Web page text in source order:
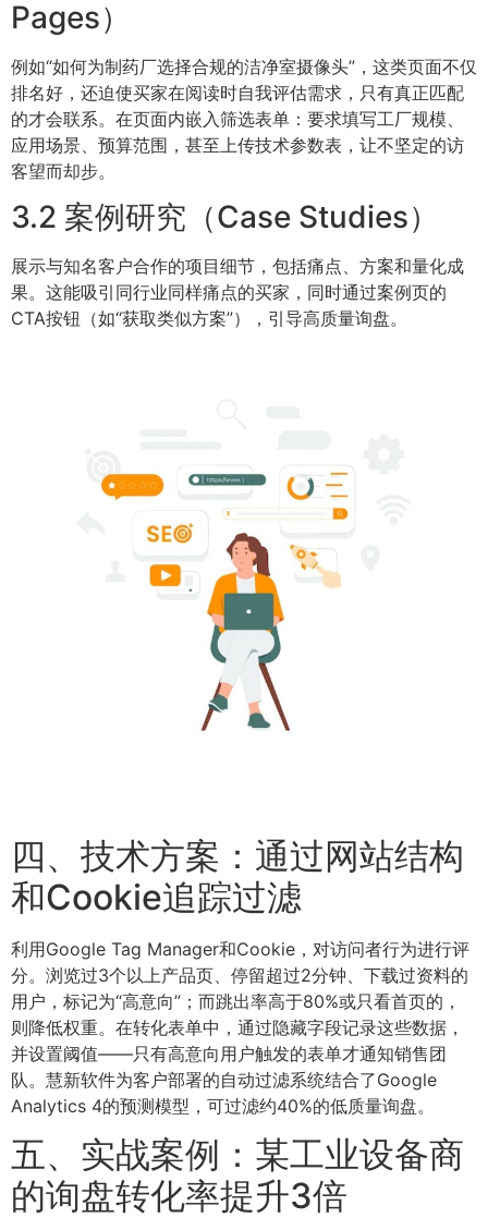
Pages）
例如“如何为制药厂选择合规的洁净室摄像头”，这类页面不仅
排名好，还迫使买家在阅读时自我评估需求，只有真正匹配
的才会联系。在页面内嵌入筛选表单：要求填写工厂规模、
应用场景、预算范围，甚至上传技术参数表，让不坚定的访
客望而却步。
3.2 案例研究（Case Studies）
展示与知名客户合作的项目细节，包括痛点、方案和量化成
果。这能吸引同行业同样痛点的买家，同时通过案例页的
CTA按钮（如“获取类似方案”），引导高质量询盘。
四、技术方案：通过网站结构
和Cookie追踪过滤
利用Google Tag Manager和Cookie，对访问者行为进行评
分。浏览过3个以上产品页、停留超过2分钟、下载过资料的
用户，标记为“高意向”；而跳出率高于80%或只看首页的，
则降低权重。在转化表单中，通过隐藏字段记录这些数据，
并设置阈值——只有高意向用户触发的表单才通知销售团
队。慧新软件为客户部署的自动过滤系统结合了Google
Analytics 4的预测模型，可过滤约40%的低质量询盘。
五、实战案例：某工业设备商
的询盘转化率提升3倍